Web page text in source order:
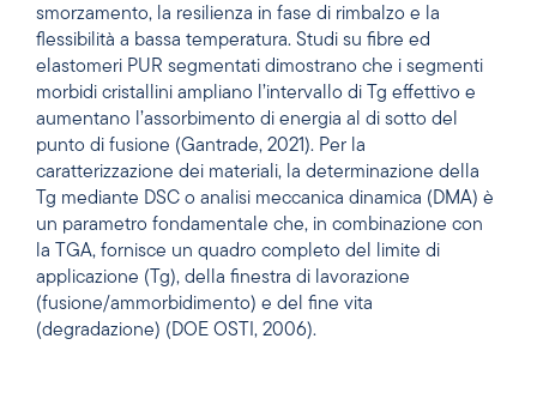
smorzamento, la resilienza in fase di rimbalzo e la
flessibilità a bassa temperatura. Studi su fibre ed
elastomeri PUR segmentati dimostrano che i segmenti
morbidi cristallini ampliano l’intervallo di Tg effettivo e
aumentano l’assorbimento di energia al di sotto del
punto di fusione (Gantrade, 2021). Per la
caratterizzazione dei materiali, la determinazione della
Tg mediante DSC o analisi meccanica dinamica (DMA) è
un parametro fondamentale che, in combinazione con
la TGA, fornisce un quadro completo del limite di
applicazione (Tg), della finestra di lavorazione
(fusione/ammorbidimento) e del fine vita
(degradazione) (DOE OSTI, 2006).